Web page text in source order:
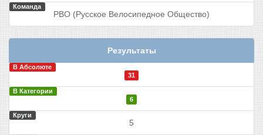
Команда
РВО (Русское Велосипедное Общество)
Результаты
В Абсолюте
31
В Категории
6
Круги
5